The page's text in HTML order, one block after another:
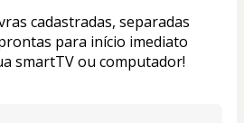
cadastradas, separadas
para início imediato
smartTV ou computador!